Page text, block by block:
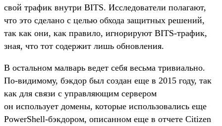
свой трафик внутри BITS. Исследователи полагают,
что это сделано с целью обхода защитных решений,
так как они, как правило, игнорируют BITS-трафик,
зная, что тот содержит лишь обновления.
В остальном малварь ведет себя весьма тривиально.
По-видимому, бэкдор был создан еще в 2015 году, так
как для связи с управляющим сервером
он использует домены, которые использовались еще
PowerShell-бэкдором, описанном еще в отчете Citizen